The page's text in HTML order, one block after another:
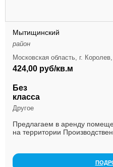
Мытищинский
район
Московская область, г.
424,00 руб/кв.м
Без
класса
Другое
Предлагаем в аренду
на территории